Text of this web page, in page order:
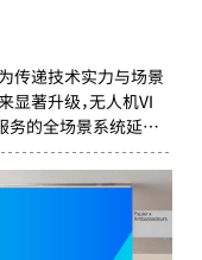
传递技术实力与场景
显著升级，无人机VI
务的全场景系统延伸，
度”。